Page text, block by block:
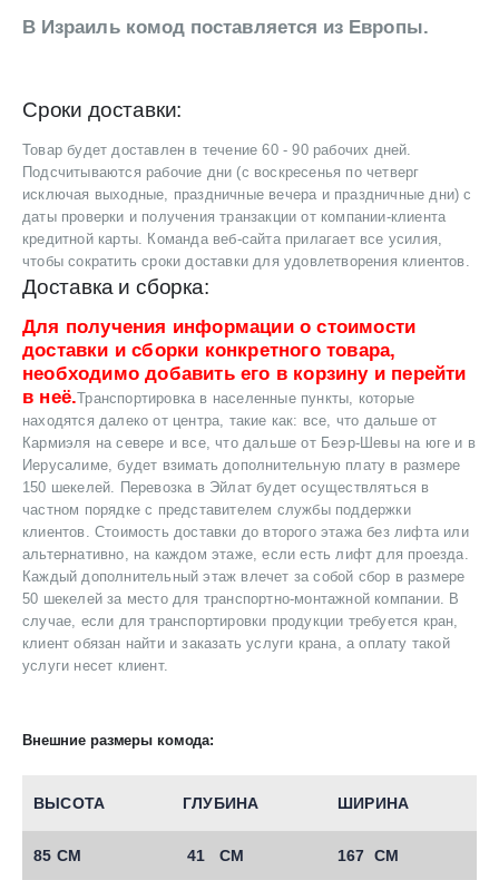
В Израиль комод поставляется из Европы.
Сроки доставки:
Товар будет доставлен в течение 60 - 90 рабочих дней.
Подсчитываются рабочие дни (с воскресенья по четверг
исключая выходные, праздничные вечера и праздничные дни) с
даты проверки и получения транзакции от компании-клиента
кредитной карты. Команда веб-сайта прилагает все усилия,
чтобы сократить сроки доставки для удовлетворения клиентов.
Доставка и сборка:
Для получения информации о стоимости
доставки и сборки конкретного товара,
необходимо добавить его в корзину и перейти
в неё.Транспортировка в населенные пункты, которые
находятся далеко от центра, такие как: все, что дальше от
Кармиэля на севере и все, что дальше от Беэр-Шевы на юге и в
Иерусалиме, будет взимать дополнительную плату в размере
150 шекелей. Перевозка в Эйлат будет осуществляться в
частном порядке с представителем службы поддержки
клиентов. Стоимость доставки до второго этажа без лифта или
альтернативно, на каждом этаже, если есть лифт для проезда.
Каждый дополнительный этаж влечет за собой сбор в размере
50 шекелей за место для транспортно-монтажной компании. В
случае, если для транспортировки продукции требуется кран,
клиент обязан найти и заказать услуги крана, а оплату такой
услуги несет клиент.
Внешние размеры комода:
ВЫСОТА ГЛУБИНА ШИРИНА
85 СМ 41 СМ 167 СМ